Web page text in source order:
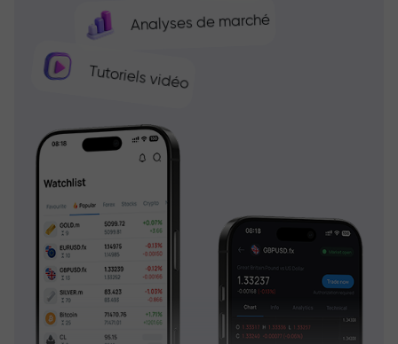
Analyses de marché
Tutoriels vidéo